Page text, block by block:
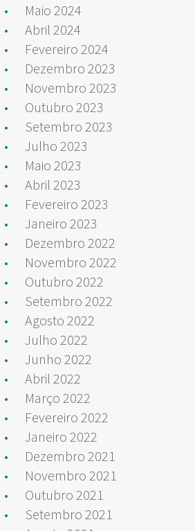
Maio 2024
Abril 2024
Fevereiro 2024
Dezembro 2023
Novembro 2023
Outubro 2023
Setembro 2023
Julho 2023
Maio 2023
Abril 2023
Fevereiro 2023
Janeiro 2023
Dezembro 2022
Novembro 2022
Outubro 2022
Setembro 2022
Agosto 2022
Julho 2022
Junho 2022
Abril 2022
Março 2022
Fevereiro 2022
Janeiro 2022
Dezembro 2021
Novembro 2021
Outubro 2021
Setembro 2021